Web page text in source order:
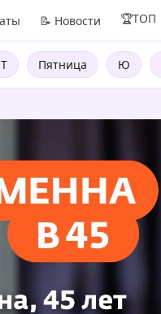
📝 Новости 🏆ТОП
Пятница Ю